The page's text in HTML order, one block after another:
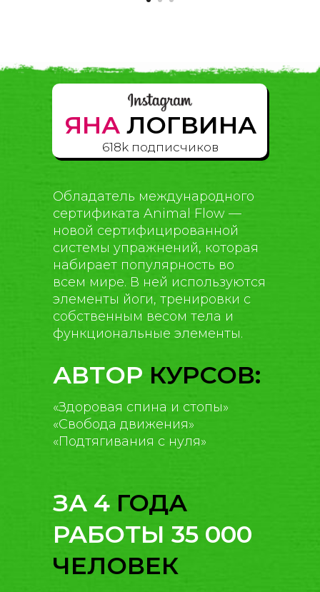
ЗА 4 ГОДА
РАБОТЫ 35 000
ЧЕЛОВЕК
ЯНАЛОГВИНА
Обладатель международного
сертификата Animal Flow —
новой сертифицированной
системы упражнений, которая
набирает популярность во
всем мире. В ней используются
элементы йоги, тренировки с
собственным весом тела и
функциональные элементы.
АВТОР КУРСОВ:
«Здоровая спина и стопы»
«Свобода движения»
«Подтягивания с нуля»
618k подписчиков